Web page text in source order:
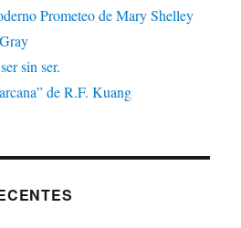
Prometeo de Mary Shelley
sin ser.
de R.F. Kuang